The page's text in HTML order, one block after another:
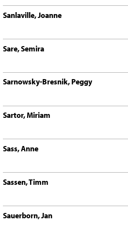
Sanlaville, Joanne
Sare, Semira
Sarnowsky-Bresnik, Peggy
Sartor, Miriam
Sass, Anne
Sassen, Timm
Sauerborn, Jan